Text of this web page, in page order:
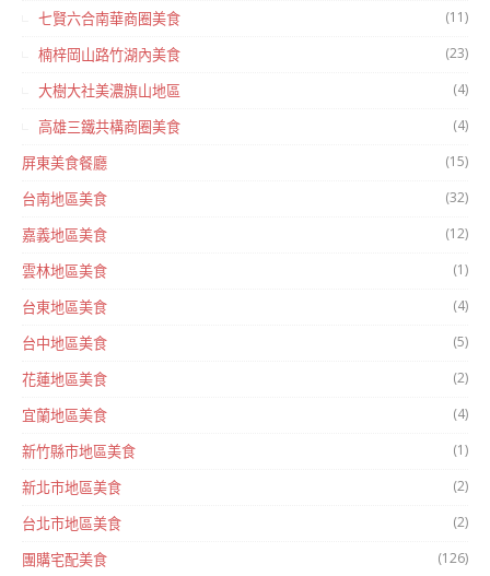
七賢六合南華商圈美食 (11)
楠梓岡山路竹湖內美食 (23)
大樹大社美濃旗山地區 (4)
高雄三鐵共構商圈美食 (4)
屏東美食餐廳 (15)
台南地區美食 (32)
嘉義地區美食 (12)
雲林地區美食 (1)
台東地區美食 (4)
台中地區美食 (5)
花蓮地區美食 (2)
宜蘭地區美食 (4)
新竹縣市地區美食 (1)
新北市地區美食 (2)
台北市地區美食 (2)
團購宅配美食 (126)